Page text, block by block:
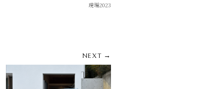
現場2023
NEXT →